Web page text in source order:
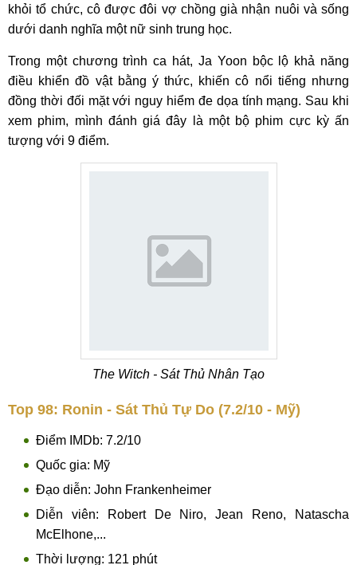
khỏi tổ chức, cô được đôi vợ chồng già nhận nuôi và sống
dưới danh nghĩa một nữ sinh trung học.
Trong một chương trình ca hát, Ja Yoon bộc lộ khả năng
điều khiển đồ vật bằng ý thức, khiến cô nổi tiếng nhưng
đồng thời đối mặt với nguy hiểm đe dọa tính mạng. Sau khi
xem phim, mình đánh giá đây là một bộ phim cực kỳ ấn
tượng với 9 điểm.
The Witch - Sát Thủ Nhân Tạo
Top 98: Ronin - Sát Thủ Tự Do (7.2/10 - Mỹ)
Điểm IMDb: 7.2/10
Quốc gia: Mỹ
Đạo diễn: John Frankenheimer
Diễn viên: Robert De Niro, Jean Reno, Natascha
McElhone,...
Thời lượng: 121 phút